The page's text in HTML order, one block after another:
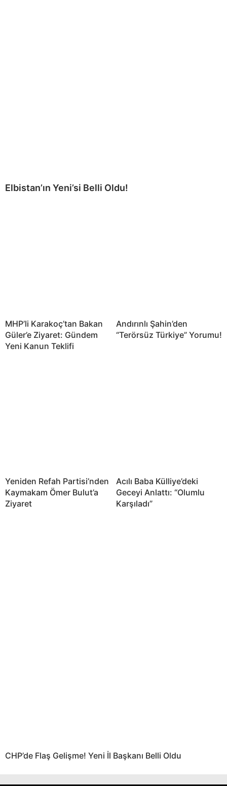
Elbistan’ın Yeni’si Belli Oldu!
MHP’li Karakoç’tan Bakan
Güler’e Ziyaret: Gündem
Yeni Kanun Teklifi
Andırınlı Şahin’den
“Terörsüz Türkiye” Yorumu!
Yeniden Refah Partisi’nden
Kaymakam Ömer Bulut’a
Ziyaret
Acılı Baba Külliye’deki
Geceyi Anlattı: “Olumlu
Karşıladı”
CHP’de Flaş Gelişme! Yeni İl Başkanı Belli Oldu